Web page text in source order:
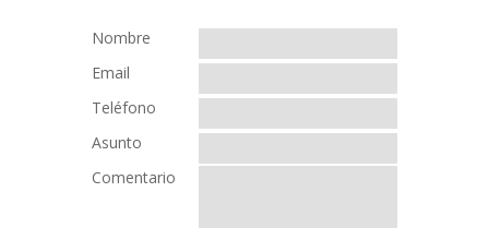
Nombre
Email
Teléfono
Asunto
Comentario